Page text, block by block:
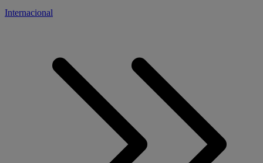
Internacional